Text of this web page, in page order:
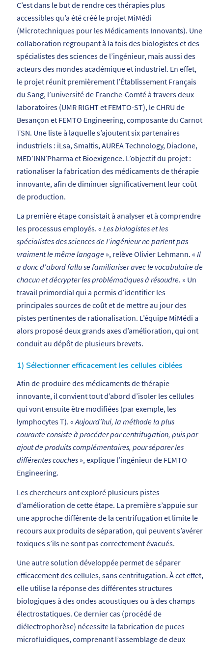
C’est dans le but de rendre ces thérapies plus
accessibles qu’a été créé le projet MiMédi
(Microtechniques pour les Médicaments Innovants). Une
collaboration regroupant à la fois des biologistes et des
spécialistes des sciences de l’ingénieur, mais aussi des
acteurs des mondes académique et industriel. En effet,
le projet réunit premièrement l’Établissement Français
du Sang, l’université de Franche-Comté à travers deux
laboratoires (UMR RIGHT et FEMTO-ST), le CHRU de
Besançon et FEMTO Engineering, composante du Carnot
TSN. Une liste à laquelle s’ajoutent six partenaires
industriels : iLsa, Smaltis, AUREA Technology, Diaclone,
MED’INN’Pharma et Bioexigence. L’objectif du projet :
rationaliser la fabrication des médicaments de thérapie
innovante, afin de diminuer significativement leur coût
de production.
La première étape consistait à analyser et à comprendre
les processus employés. « Les biologistes et les
spécialistes des sciences de l’ingénieur ne parlent pas
vraiment le même langage», relève Olivier Lehmann. « Il
a donc d’abord fallu se familiariser avec le vocabulaire de
chacun et décrypter les problématiques à résoudre. » Un
travail primordial qui a permis d’identifier les
principales sources de coût et de mettre au jour des
pistes pertinentes de rationalisation. L’équipe MiMédi a
alors proposé deux grands axes d’amélioration, qui ont
conduit au dépôt de plusieurs brevets.
1) Sélectionner efficacement les cellules ciblées
Afin de produire des médicaments de thérapie
innovante, il convient tout d’abord d’isoler les cellules
qui vont ensuite être modifiées (par exemple, les
lymphocytes T). «Aujourd’hui, la méthode la plus
courante consiste à procéder par centrifugation, puis par
ajout de produits complémentaires, pour séparer les
différentes couches», explique l’ingénieur de FEMTO
Engineering.
Les chercheurs ont exploré plusieurs pistes
d’amélioration de cette étape. La première s’appuie sur
une approche différente de la centrifugation et limite le
recours aux produits de séparation, qui peuvent s’avérer
toxiques s’ils ne sont pas correctement évacués.
Une autre solution développée permet de séparer
efficacement des cellules, sans centrifugation. À cet effet,
elle utilise la réponse des différentes structures
biologiques à des ondes acoustiques ou à des champs
électrostatiques. Ce dernier cas (procédé de
diélectrophorèse) nécessite la fabrication de puces
microfluidiques, comprenant l’assemblage de deux